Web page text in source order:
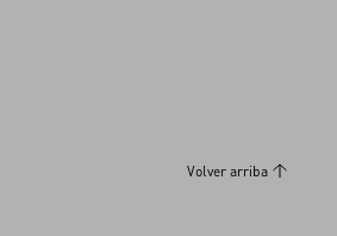
Volver arriba